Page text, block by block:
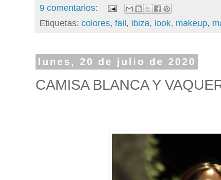
9 comentarios:
Etiquetas: colores, fail, ibiza, look, makeup,
lunes, 20 de julio de 2020
CAMISA BLANCA Y